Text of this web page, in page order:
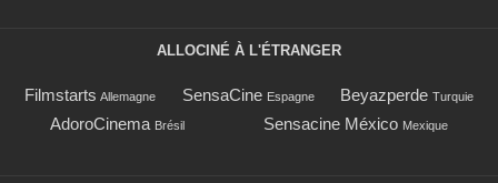
ALLOCINÉ À L'ÉTRANGER
Filmstarts Allemagne SensaCine Espagne Beyazperde Turquie
AdoroCinema Brésil Sensacine México Mexique